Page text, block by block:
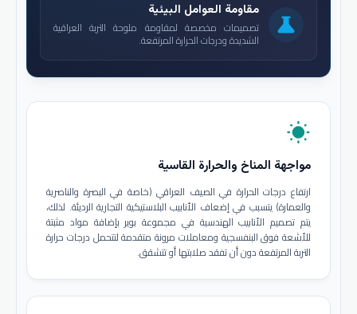
science
مقاومة العوامل البيئية
تصميمات مخصصة لمقاومة ملوحة التربة العراقية
الشديدة ودرجات الحرارة المرتفعة.
wb_sunny
مواجهة المناخ والحرارة القاسية
ارتفاع درجات الحرارة في الصيف العراقي (خاصة في البصرة والناصرية
والعمارة) يتسبب في إضعاف الأنابيب البلاستيكية التجارية الرديئة. لذلك،
يتم تصميم الأنابيب الهندسية في مجموعة بوير بإضافة مواد مثبتة
للأشعة فوق البنفسجية ومعاملات مرونة متقدمة لتتحمل درجات حرارة
التربة المرتفعة دون أن تفقد صلابتها أو تتشقق.